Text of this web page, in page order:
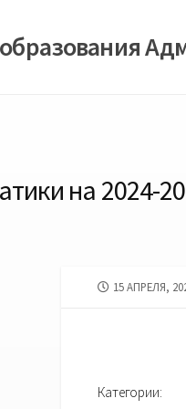
на 2024-
ДАТА
15 АПРЕЛЯ,
Категории: